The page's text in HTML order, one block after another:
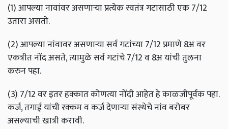
(1) आपल्या नावांवर असणार्‍या प्रत्येक स्वतंत्र गटासाठी एक 7/12
उतारा असतो.
(2) आपल्या नांवावर असणार्‍या सर्व गटांच्या 7/12 प्रमाणे 8अ वर
एकत्रीत नोंद असते, त्यामुळे सर्व गटांचे 7/12 व 8अ यांची तुलना
करुन पहा.
(3) 7/12 वर इतर हक्कात कोणत्या नोंदी आहेत हे काळजीपूर्वक पहा.
कर्ज, तगाई यांची रक्कम व कर्ज देणार्‍या संस्थेचे नांव बरोबर
असल्याची खात्री करावी.